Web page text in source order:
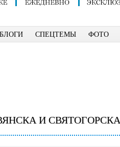
БЛОГИ СПЕЦТЕМЫ ФОТО
И